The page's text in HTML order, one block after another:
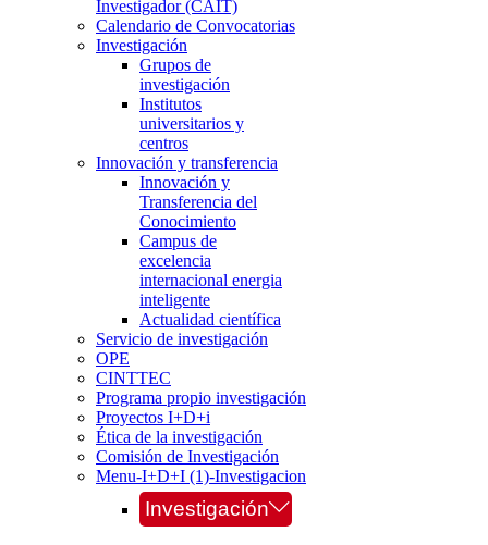
Investigador (CAIT)
Calendario de Convocatorias
Investigación
Grupos de
investigación
Institutos
universitarios y
centros
Innovación y transferencia
Innovación y
Transferencia del
Conocimiento
Campus de
excelencia
internacional energia
inteligente
Actualidad científica
Servicio de investigación
OPE
CINTTEC
Programa propio investigación
Proyectos I+D+i
Ética de la investigación
Comisión de Investigación
Menu-I+D+I (1)-Investigacion
Investigación